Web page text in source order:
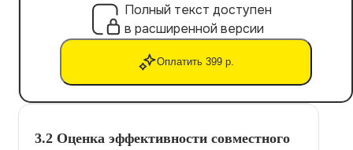
Полный текст доступен
в расширенной версии
Оплатить 399 р.
3.2 Оценка эффективности совместного